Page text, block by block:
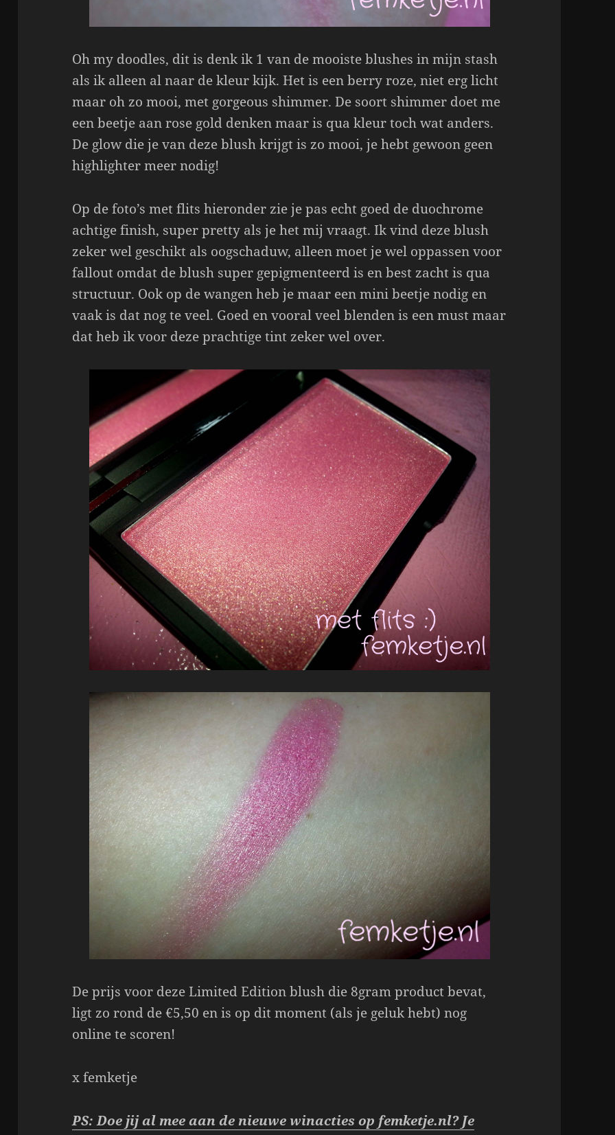
Oh my doodles, dit is denk ik 1 van de mooiste blushes in mijn stash
als ik alleen al naar de kleur kijk. Het is een berry roze, niet erg licht
maar oh zo mooi, met gorgeous shimmer. De soort shimmer doet me
een beetje aan rose gold denken maar is qua kleur toch wat anders.
De glow die je van deze blush krijgt is zo mooi, je hebt gewoon geen
highlighter meer nodig!
Op de foto’s met flits hieronder zie je pas echt goed de duochrome
achtige finish, super pretty als je het mij vraagt. Ik vind deze blush
zeker wel geschikt als oogschaduw, alleen moet je wel oppassen voor
fallout omdat de blush super gepigmenteerd is en best zacht is qua
structuur. Ook op de wangen heb je maar een mini beetje nodig en
vaak is dat nog te veel. Goed en vooral veel blenden is een must maar
dat heb ik voor deze prachtige tint zeker wel over.
De prijs voor deze Limited Edition blush die 8gram product bevat,
ligt zo rond de €5,50 en is op dit moment (als je geluk hebt) nog
online te scoren!
x femketje
PS: Doe jij al mee aan de nieuwe winacties op femketje.nl? Je